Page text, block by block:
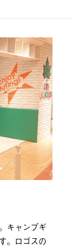
キャンプギ
。ロゴスの